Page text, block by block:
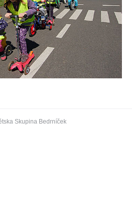
Skupina Bedrníček